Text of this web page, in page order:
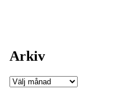
Arkiv
Arkiv